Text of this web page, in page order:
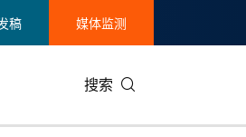
稿 媒体监测
搜索